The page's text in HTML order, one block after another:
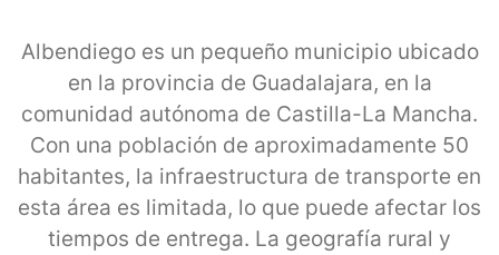
Albendiego es un pequeño municipio ubicado
en la provincia de Guadalajara, en la
comunidad autónoma de Castilla-La Mancha.
Con una población de aproximadamente 50
habitantes, la infraestructura de transporte en
esta área es limitada, lo que puede afectar los
tiempos de entrega. La geografía rural y